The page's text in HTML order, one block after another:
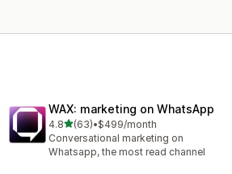
WAX: marketing on WhatsApp
4.8滿分 5 顆星
(63)
共有 63 則評價
•$499/month
Conversational marketing on
Whatsapp, the most read channel